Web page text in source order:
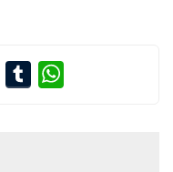
LinkedInTumblr